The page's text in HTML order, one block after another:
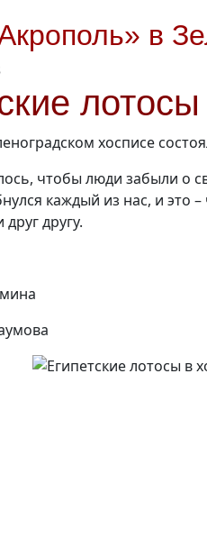
в
хосписе
чтобы люди забыли о
каждый из нас, и это
другу.